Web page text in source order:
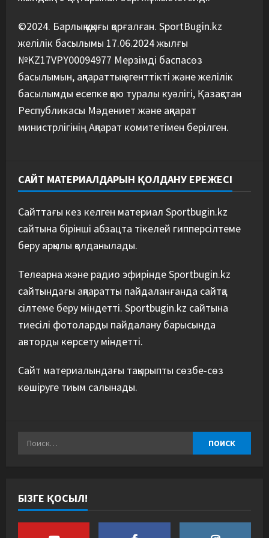
©2024. Барлық құқығы қорғалған. SportBugin.kz
желілік басылымы 17.06.2024 жылғы
№KZ17VPY00094977 Мерзімді баспасөз
басылымын, ақпараттық агенттікті және желілік
басылымды есепке қою туралы куәлігі, Қазақстан
Республикасы Мәдениет және ақпарат
министрлігінің Ақпарат комитетімен берілген.
САЙТ МАТЕРИАЛДАРЫН ҚОЛДАНУ ЕРЕЖЕСІ
Сайттағы кез келген материал Sportbugin.kz
сайтына бірінші абзацта тікелей гипперсілтеме
беру арқылы қолданылады.
Телеарна және радио эфирінде Sportbugin.kz
сайтындағы ақпаратты пайдаланғанда сайтқа
сілтеме беру міндетті. Sportbugin.kz сайтына
тиесілі фотоларды пайдалану барысында
авторды көрсету міндетті.
Сайт материалындағы тақырыпты сөзбе-сөз
көшіруге тиым салынады.
БІЗГЕ ҚОСЫЛ!